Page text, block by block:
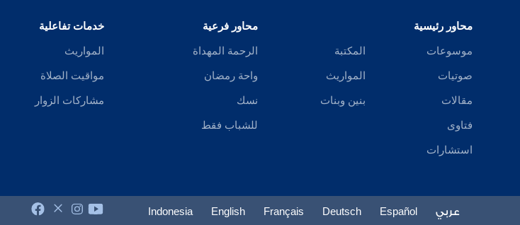
باب النعش والاستغفار
باب المشي بالجنازة
باب الصلاة على الجنازة على غير وضوء
محاور رئيسية
موسوعات
صوتيات
مقالات
فتاوى
استشارات
المكتبة
المواريث
بنين وبنات
محاور فرعية
الرحمة المهداة
واحة رمضان
نسك
للشباب فقط
خدمات تفاعلية
المواريث
مواقيت الصلاة
مشاركات الزوار
عربي Español
Deutsch
Français
English
Indonesia